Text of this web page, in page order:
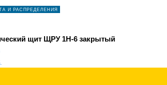
И РАСПРЕДЕЛЕНИЯ
щит ЩРУ 1Н-6 закрытый